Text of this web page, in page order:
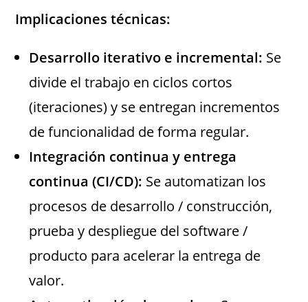
Implicaciones técnicas:
Desarrollo iterativo e incremental: Se
divide el trabajo en ciclos cortos
(iteraciones) y se entregan incrementos
de funcionalidad de forma regular.
Integración continua y entrega
continua (CI/CD): Se automatizan los
procesos de desarrollo / construcción,
prueba y despliegue del software /
producto para acelerar la entrega de
valor.